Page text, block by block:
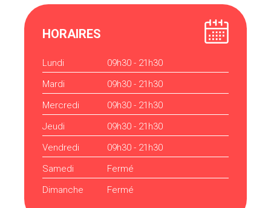
HORAIRES
Lundi
09h30 - 21h30
Mardi
09h30 - 21h30
Mercredi
09h30 - 21h30
Jeudi
09h30 - 21h30
Vendredi
09h30 - 21h30
Samedi
Fermé
Dimanche
Fermé